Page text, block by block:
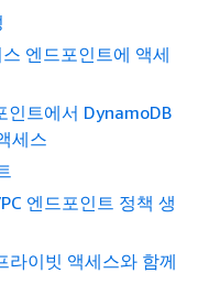
엔드포인트에 액세
인트에서 DynamoDB
세스
엔드포인트 정책 생
라이빗 액세스와 함께